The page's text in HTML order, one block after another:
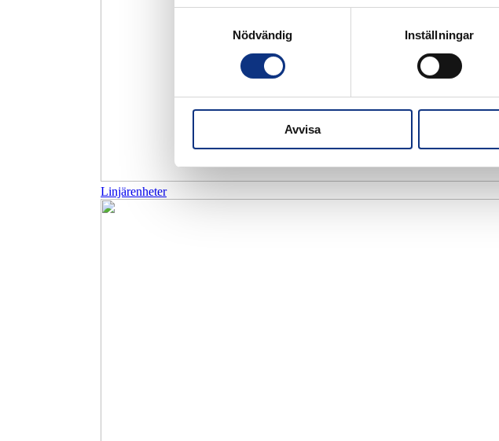
Nödvändig
Inställningar
Avvisa
Linjärenheter